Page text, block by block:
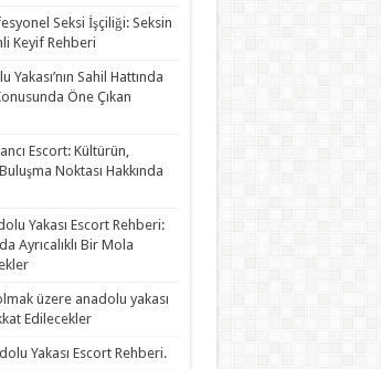
Seksi İşçiliği: Seksin
Keyif Rehberi
Sahil Hattında
Öne Çıkan
Escort: Kültürün,
Noktası Hakkında
Yakası Escort Rehberi:
Ayrıcalıklı Bir Mola
üzere anadolu yakası
Edilecekler
Yakası Escort Rehberi.